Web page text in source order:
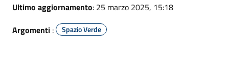
Ultimo aggiornamento: 25 marzo 2025, 15:18
Argomenti : Spazio Verde